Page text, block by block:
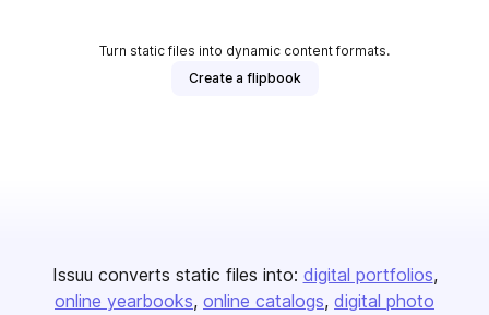
Turn static files into dynamic content formats.
Create a flipbook
Issuu converts static files into: digital portfolios
online yearbooks online catalogs digital photo